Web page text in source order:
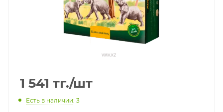
1 541 тг./шт
Есть в наличии: 3